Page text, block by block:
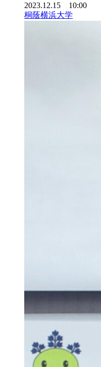
2023.12.15 10:00
桐蔭横浜大学